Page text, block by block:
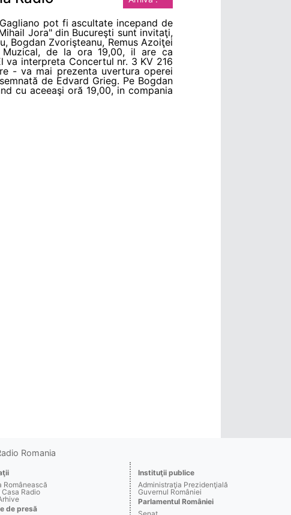
pot fi ascultate incepand de
Jora" din Bucureşti sunt invitaţi,
Bogdan Zvorişteanu, Remus Azoiţei
Muzical, de la ora 19,00, il are ca
va interpreta Concertul nr. 3 KV 216
- va mai prezenta uvertura operei
de Edvard Grieg. Pe Bogdan
cu aceeaşi oră 19,00, in compania
Romania
Românească
Casa Radio
de presă
Instituţii publice
Administraţia Prezidenţială
Guvernul României
Parlamentul României